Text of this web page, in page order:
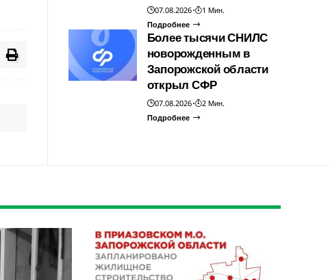
07.08.2026
1 Мин.
Подробнее
Более тысячи СНИЛС
новорожденным в
Запорожской области
открыл СФР
07.08.2026
2 Мин.
Подробнее